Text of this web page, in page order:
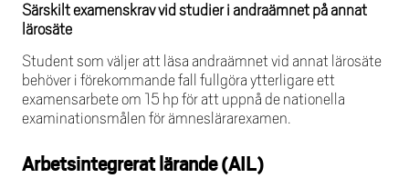
Särskilt examenskrav vid studier i andraämnet på annat
lärosäte
Student som väljer att läsa andraämnet vid annat lärosäte
behöver i förekommande fall fullgöra ytterligare ett
examensarbete om 15 hp för att uppnå de nationella
examinationsmålen för ämneslärarexamen.
Arbetsintegrerat lärande (AIL)